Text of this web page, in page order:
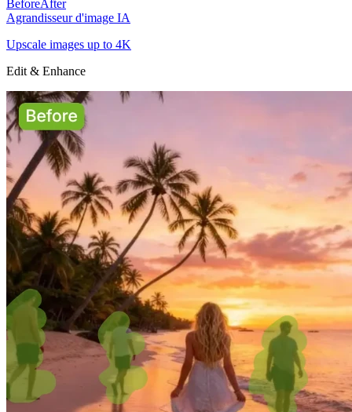
BeforeAfter
Agrandisseur d'image IA
Upscale images up to 4K
Edit & Enhance